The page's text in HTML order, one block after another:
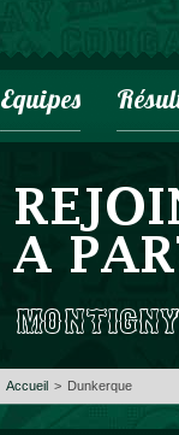
Equipes
Accueil > Dunkerque